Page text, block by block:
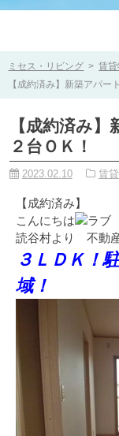
ミセス・リビング > 賃
【成約済み】新築アパー
【成約済み
２台ＯＫ！
2023.02.10 賃
【成約済み】
こんにちは
読谷村より 不動
３ＬＤＫ！
域！